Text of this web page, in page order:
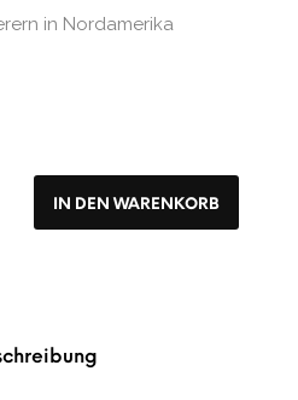
in Nordamerika
IN DEN WARENKORB